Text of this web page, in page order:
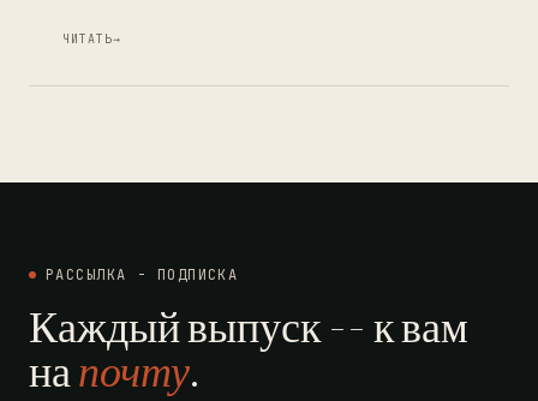
ЧИТАТЬ→
РАССЫЛКА - ПОДПИСКА
Каждый выпуск -- к вам
напочту.